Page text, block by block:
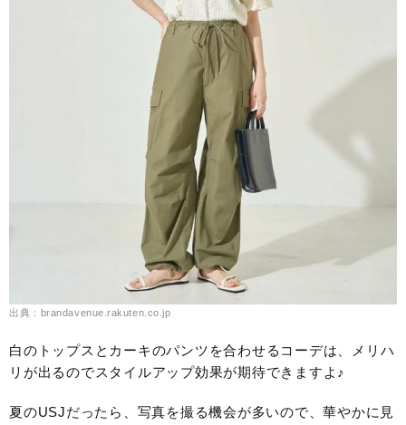
出典：brandavenue.rakuten.co.jp
白のトップスとカーキのパンツを合わせるコーデは、メリハ
リが出るのでスタイルアップ効果が期待できますよ♪
夏のUSJだったら、写真を撮る機会が多いので、華やかに見